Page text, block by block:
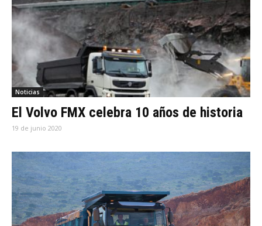
Noticias
El Volvo FMX celebra 10 años de historia
19 de junio 2020